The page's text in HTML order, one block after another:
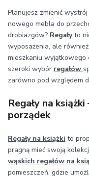
Planujesz zmienić
nowego mebla do
drobiazgów? Regały to
wyposażenia, ale
mieszkaniu wyjątkowego
szeroki wybór regałów
zarówno pod względem
Regały na
porządek
Regały na książki to
pragną mieć swoją
wąskich regałów na
pomieszczeń, gdzie